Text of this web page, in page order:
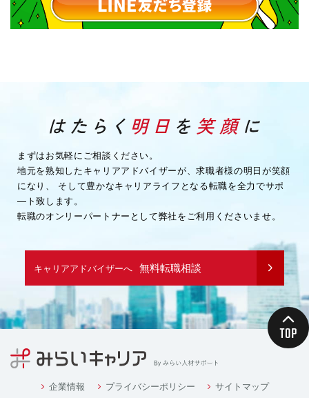
まずはお気軽にご相談ください。
地元を熟知したキャリアアドバイザーが、求職者様の明日が笑顔
になり、
そして豊かなキャリアライフとなる転職を全力でサポ
―ト致します。
転職のオンリーパートナーとして弊社をご利用くださいませ。
キャリアアドバイザーへ 無料転職相談
企業情報 プライバシーポリシー サイトマップ